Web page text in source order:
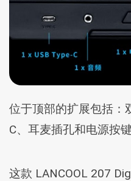
位于顶部的扩展包括：
C、耳麦插孔和电源按键
这款 LANCOOL 207